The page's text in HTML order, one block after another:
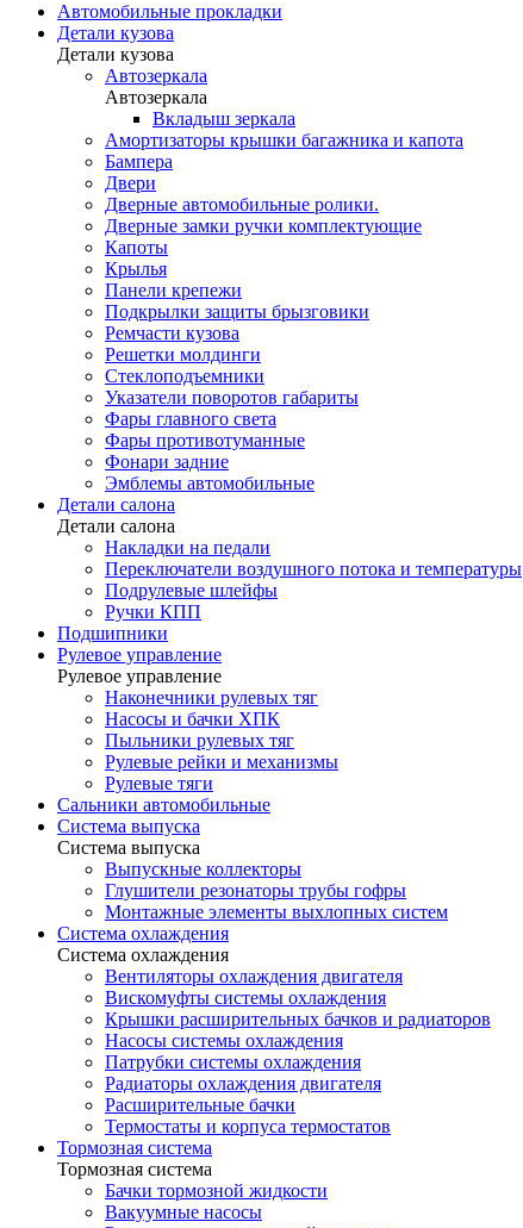
Автомобильные прокладки
Детали кузова
Детали кузова
Автозеркала
Автозеркала
Вкладыш зеркала
Амортизаторы крышки багажника и капота
Бампера
Двери
Дверные автомобильные ролики.
Дверные замки ручки комплектующие
Капоты
Крылья
Панели крепежи
Подкрылки защиты брызговики
Ремчасти кузова
Решетки молдинги
Стеклоподъемники
Указатели поворотов габариты
Фары главного света
Фары противотуманные
Фонари задние
Эмблемы автомобильные
Детали салона
Детали салона
Накладки на педали
Переключатели воздушного потока и температуры
Подрулевые шлейфы
Ручки КПП
Подшипники
Рулевое управление
Рулевое управление
Наконечники рулевых тяг
Насосы и бачки ХПК
Пыльники рулевых тяг
Рулевые рейки и механизмы
Рулевые тяги
Сальники автомобильные
Система выпуска
Система выпуска
Выпускные коллекторы
Глушители резонаторы трубы гофры
Монтажные элементы выхлопных систем
Система охлаждения
Система охлаждения
Вентиляторы охлаждения двигателя
Вискомуфты системы охлаждения
Крышки расширительных бачков и радиаторов
Насосы системы охлаждения
Патрубки системы охлаждения
Радиаторы охлаждения двигателя
Расширительные бачки
Термостаты и корпуса термостатов
Тормозная система
Тормозная система
Бачки тормозной жидкости
Вакуумные насосы